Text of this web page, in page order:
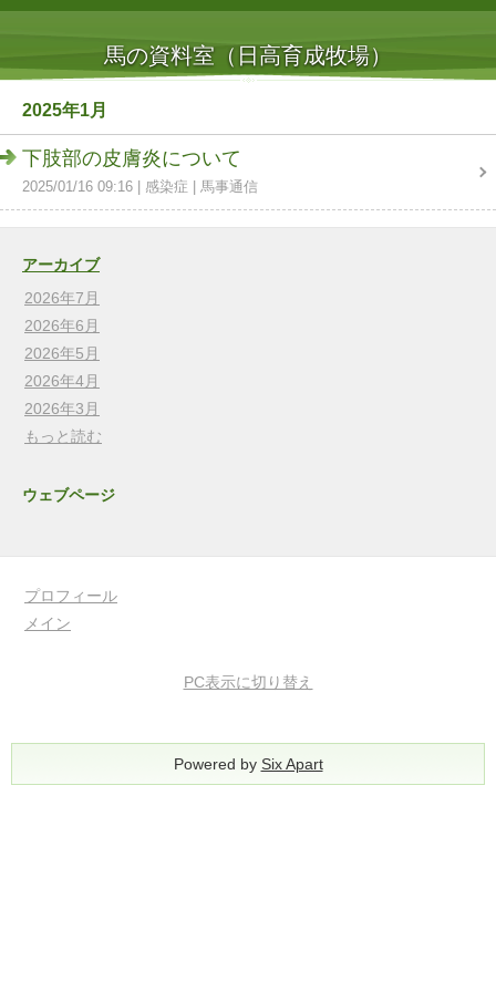
馬の資料室（日高育成牧場）
2025年1月
下肢部の皮膚炎について
2025/01/16 09:16 感染症 馬事通信
アーカイブ
2026年7月
2026年6月
2026年5月
2026年4月
2026年3月
もっと読む
ウェブページ
プロフィール
メイン
PC表示に切り替え
Powered by Six Apart